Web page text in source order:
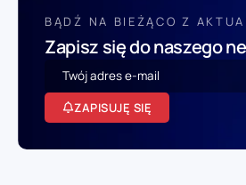
BĄDŹ NA BIEŻĄCO Z
Zapisz się do naszego
ZAPISUJĘ SIĘ